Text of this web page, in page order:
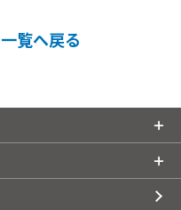
覧へ戻る